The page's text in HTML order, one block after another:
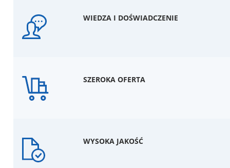
WIEDZA I DOŚWIADCZENIE
SZEROKA OFERTA
WYSOKA JAKOŚĆ